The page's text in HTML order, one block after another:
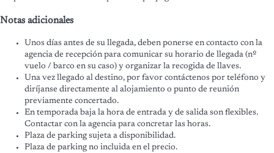
Notas adicionales
Unos días antes de su llegada, deben ponerse en contacto con la
agencia de recepción para comunicar su horario de llegada (nº
vuelo / barco en su caso) y organizar la recogida de llaves.
Una vez llegado al destino, por favor contáctenos por teléfono y
diríjanse directamente al alojamiento o punto de reunión
previamente concertado.
En temporada baja la hora de entrada y de salida son flexibles.
Contactar con la agencia para concretar las horas.
Plaza de parking sujeta a disponibilidad.
Plaza de parking no incluida en el precio.